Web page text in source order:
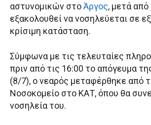
αστυνομικών στοΆργος, μετά
εξακολουθεί να νοσηλεύεται σε
κρίσιμη κατάσταση.
Σύμφωνα με τις τελευταίες
πριν από τις 16:00 το απόγευμα
(8/7), ο νεαρός μεταφέρθηκε από
Νοσοκομείο στο ΚΑΤ, όπου θα
νοσηλεία του.